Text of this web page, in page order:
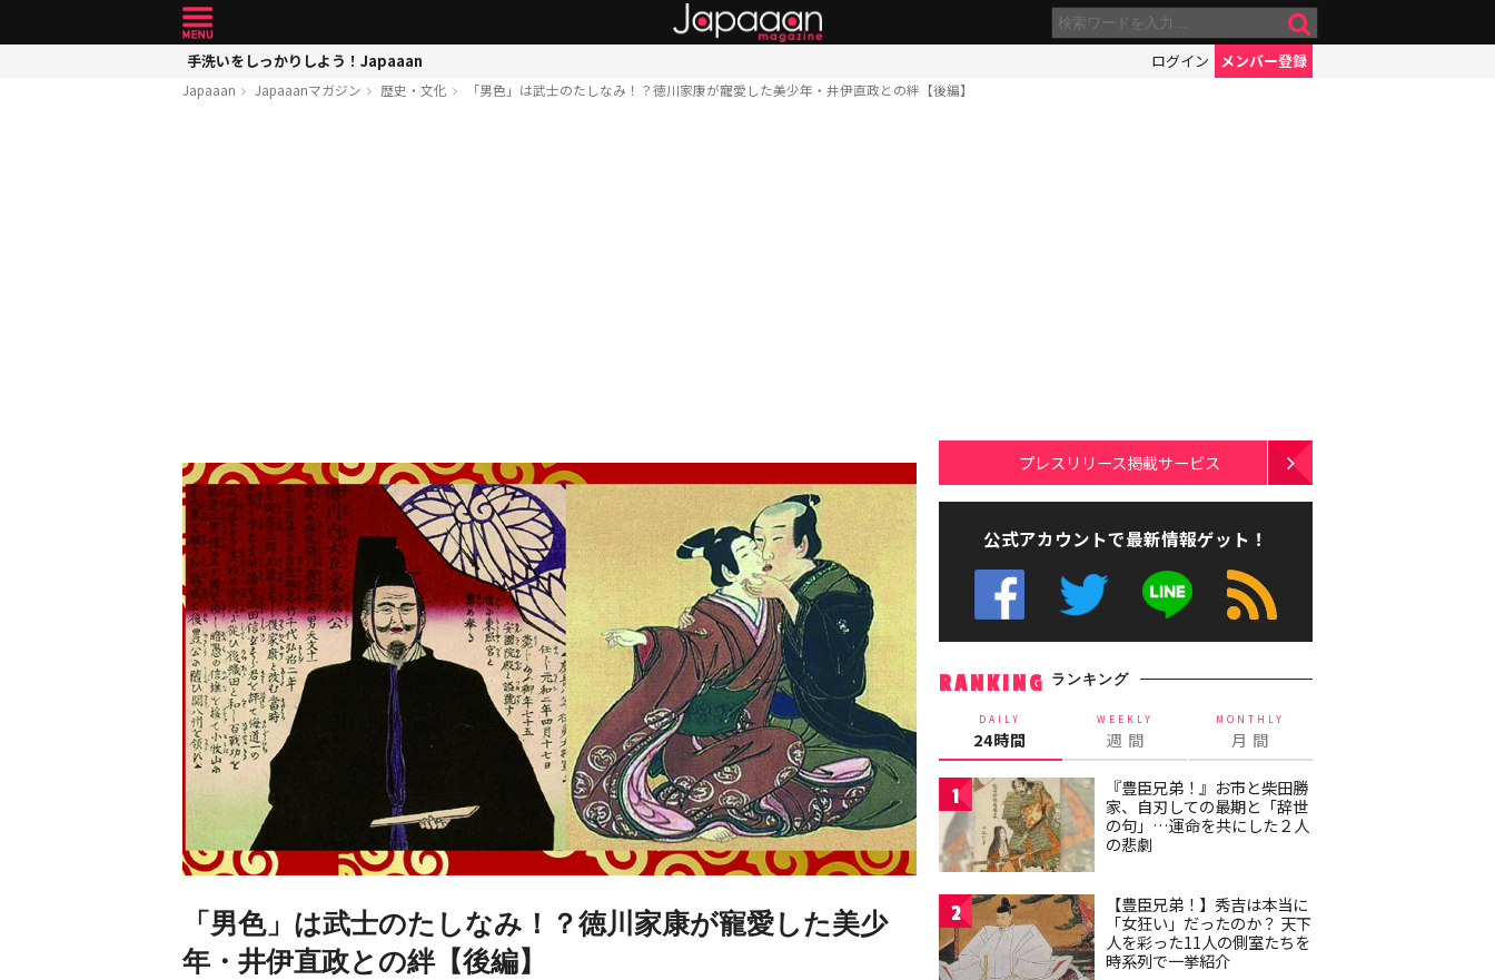
手洗いをしっかりしよう！Japaaan ログイン メンバー登録
Japaaan Japaaanマガジン 歴史・文化 「男色」は武士のたしなみ！？徳川家康が寵愛した美少年・井伊直政との絆【後編】
「男色」は武士のたしなみ！？徳川家康が寵愛した美少
年・井伊直政との絆【後編】
プレスリリース掲載サービス
公式アカウントで最新情報ゲット！
RANKING ランキング
DAILY
24時間
WEEKLY
週 間
MONTHLY
月 間
1
『豊臣兄弟！』お市と柴田勝
家、自刃しての最期と「辞世
の句」…運命を共にした２人
の悲劇
2
【豊臣兄弟！】秀吉は本当に
「女狂い」だったのか？ 天下
人を彩った11人の側室たちを
時系列で一挙紹介